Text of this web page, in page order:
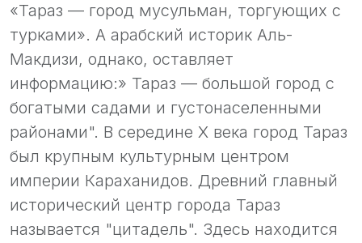
«Тараз — город мусульман, торгующих с
турками». А арабский историк Аль-
Макдизи, однако, оставляет
информацию:» Тараз — большой город с
богатыми садами и густонаселенными
районами". В середине Х века город Тараз
был крупным культурным центром
империи Караханидов. Древний главный
исторический центр города Тараз
называется "цитадель". Здесь находится